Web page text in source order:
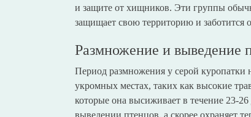
и защите от хищников. Эти группы
защищает свою территорию и заботится
Размножение и выведение
Период размножения у серой куропатки
укромных местах, таких как высокие
которые она высиживает в течение 23-
выведении птенцов, а скорее охраняет